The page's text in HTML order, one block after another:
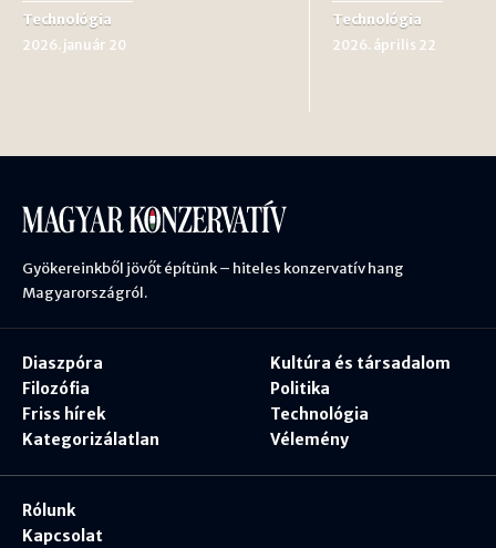
Technológia
2026. január 20
Technológia
2026. április 22
Gyökereinkből jövőt építünk – hiteles konzervatív hang
Magyarországról.
Diaszpóra
Filozófia
Friss hírek
Kategorizálatlan
Kultúra és társadalom
Politika
Technológia
Vélemény
Rólunk
Kapcsolat